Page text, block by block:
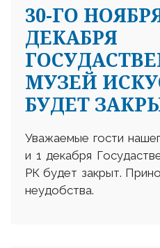
30-ГО
ДЕКАБРЯ
МУЗЕЙ
БУДЕТ
Уважаемые гости
и 1 декабря
РК будет закрыт.
неудобства.